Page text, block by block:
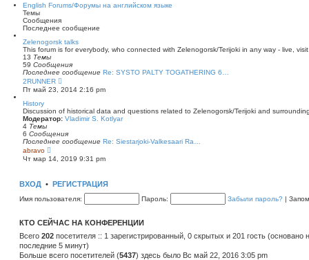
н
е
у
с
о
б
щ
е
н
и
ю
й
и
к
п
о
с
е
д
н
е
с
о
б
щ
н
English Forums/Форумы на английском языке
Темы
Сообщения
Последнее сообщение
Zelenogorsk talks
This forum is for everybody, who connected with Zelenogorsk/Terijoki in any way - live,
13 Темы
59 Сообщения
Последнее сообщение Re: SYSTO PALTY TOGATHERING 6…
2RUNNER
е
р
й
т
к
п
с
л
н
м
о
б
щ
е
Пт май 23, 2014 2:16 pm
History
Discussion of historical data and questions related to Zelenogorsk/Terijoki and
Модератор: Vladimir S. Kotlyar
4 Темы
6 Сообщения
Последнее сообщение Re: Siestarjoki-Valkesaari Ra…
abravo
е
р
т
к
о
с
л
е
д
н
Чт мар 14, 2019 9:31 pm
ВХОД • РЕГИСТРАЦИЯ
Имя пользователя: Пароль: Забыли пароль? |
КТО СЕЙЧАС НА КОНФЕРЕНЦИИ
Всего 202 посетителя :: 1 зарегистрированный, 0 скрытых и 201 гость (основано
последние 5 минут)
Больше всего посетителей (5437) здесь было Вс май 22, 2016 3:05 pm